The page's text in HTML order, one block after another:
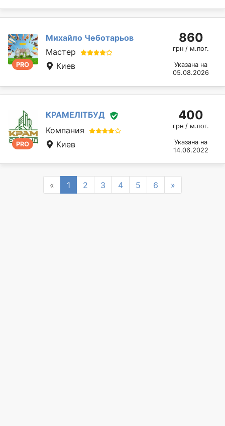
PRO
Михайло Чеботарьов
Мастер
Киев
860
грн / м.пог.
Указана на
05.08.2026
PRO
КРАМЕЛІТБУД
Компания
Киев
400
грн / м.пог.
Указана на
14.06.2022
« Previous
1 2 3 4 5 6 »